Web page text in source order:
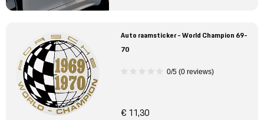
Auto raamsticker - World Champion 69-
70
0/5 (0 reviews)
€ 11,30